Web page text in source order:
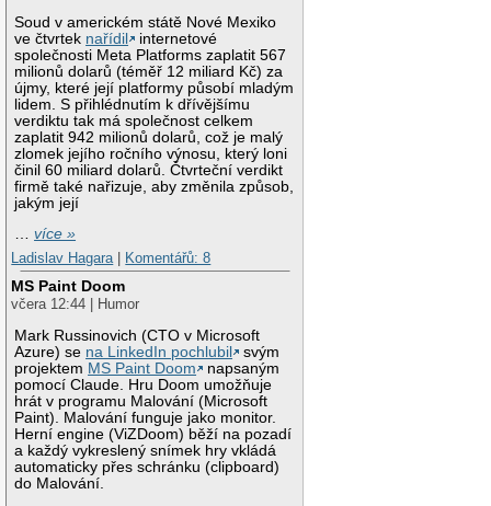
Soud v americkém státě Nové Mexiko
ve čtvrtek nařídil
internetové
společnosti Meta Platforms zaplatit 567
milionů dolarů (téměř 12 miliard Kč) za
újmy, které její platformy působí mladým
lidem. S přihlédnutím k dřívějšímu
verdiktu tak má společnost celkem
zaplatit 942 milionů dolarů, což je malý
zlomek jejího ročního výnosu, který loni
činil 60 miliard dolarů. Čtvrteční verdikt
firmě také nařizuje, aby změnila způsob,
jakým její
…více »
Ladislav Hagara
Komentářů: 8
MS Paint Doom
včera 12:44 | Humor
Mark Russinovich (CTO v Microsoft
Azure) se na LinkedIn pochlubil
svým
projektem MS Paint Doom
napsaným
pomocí Claude. Hru Doom umožňuje
hrát v programu Malování (Microsoft
Paint). Malování funguje jako monitor.
Herní engine (ViZDoom) běží na pozadí
a každý vykreslený snímek hry vkládá
automaticky přes schránku (clipboard)
do Malování.